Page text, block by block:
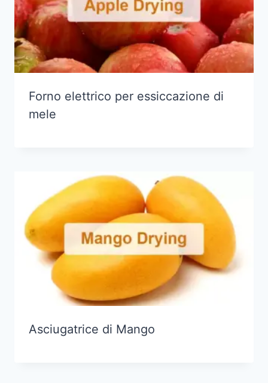
Forno elettrico per essiccazione di
mele
Asciugatrice di Mango